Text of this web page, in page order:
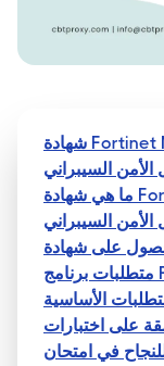
شهادة Fortinet NSE 5: أتقن FortiSIEM 6.3 وارتقِ
السيبراني
السيبراني
الأساسية